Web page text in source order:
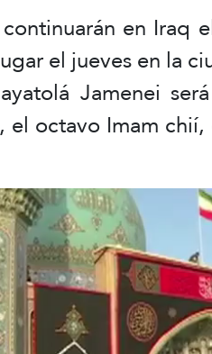
en Iraq
el jueves en la
Jamenei
el octavo Imam